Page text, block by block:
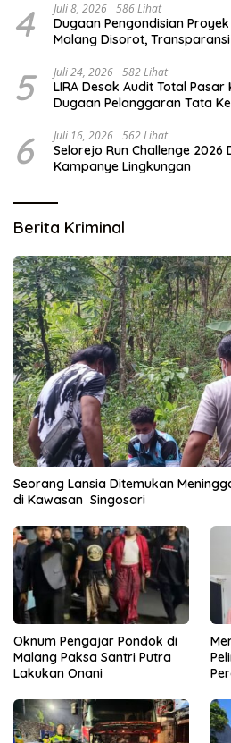
4 Juli 8, 2026 586 Lihat
Dugaan Pengondisian
Malang Disorot,
5 Juli 24, 2026 582 Lihat
LIRA Desak Audit Total
Dugaan Pelanggaran Tata
6 Juli 16, 2026 562 Lihat
Selorejo Run Challenge
Kampanye Lingkungan
Berita Kriminal
Seorang Lansia Ditemukan
di Kawasan Singosari
Oknum Pengajar Pondok di
Malang Paksa Santri Putra
Lakukan Onani